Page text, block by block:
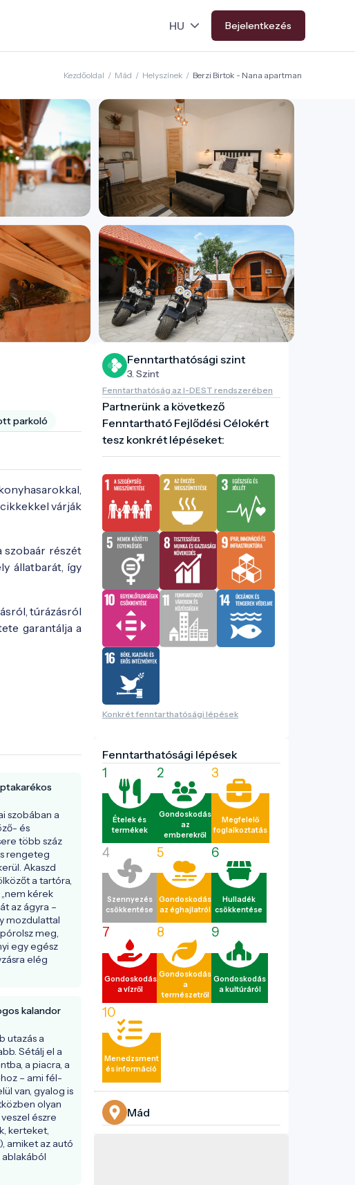
Bejelentkezés
Kezdőoldal / Mád / Helyszínek / Berzi Birtok - Nana apartman
parkoló
várják
szobaár részét
állatbarát, így
túrázásról
garantálja a
szobában a
és
több száz
rengeteg
Akaszd
a tartóra,
kérek
az ágyra –
mozdulattal
meg,
egy egész
elég
kalandor
utazás a
Sétálj el a
a piacra, a
– ami fél-
van, gyalog is
olyan
észre
kerteket,
amiket az autó
ablakából
Fenntarthatósági szint
3. Szint
Fenntarthatóság az I-DEST rendszerében
Partnerünk a következő
Fenntartható Fejlődési Célokért
tesz konkrét lépéseket:
Konkrét fenntarthatósági lépések
Fenntarthatósági lépések
1
Ételek és
termékek
2
Gondoskodás
az
emberekről
3
Megfelelő
foglalkoztatás
4
Szennyezés
csökkentése
5
Gondoskodás
az éghajlatról
6
Hulladék
csökkentése
7
Gondoskodás
a vízről
8
Gondoskodás
a
természetről
9
Gondoskodás
a kultúráról
10
Menedzsment
és információ
Mád